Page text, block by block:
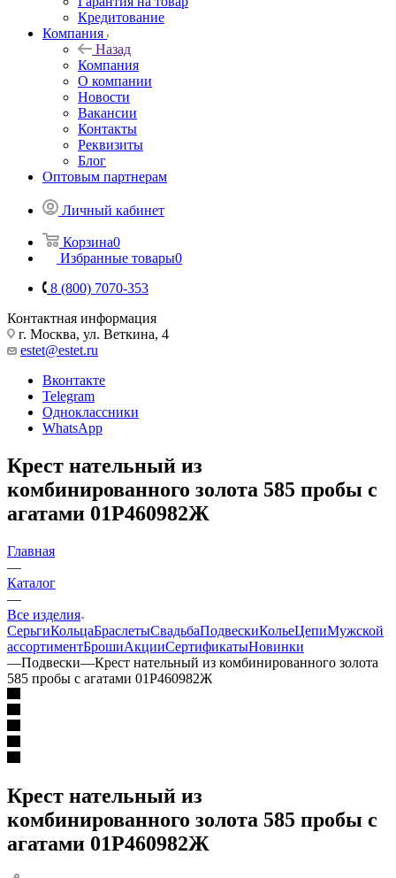
Кредитование
Компания
Назад
Компания
О компании
Новости
Вакансии
Контакты
Реквизиты
Блог
Оптовым партнерам
Личный кабинет
Корзина0
Избранные товары0
8 (800) 7070-353
Контактная информация
г. Москва, ул. Веткина, 4
estet@estet.ru
Вконтакте
Telegram
Одноклассники
WhatsApp
Крест нательный из
комбинированного золота 585 пробы с
агатами 01Р460982Ж
Главная
—
Каталог
—
Все изделия
СерьгиКольцаБраслетыСвадьбаПодвескиКольеЦепиМужской
ассортиментБрошиАкцииСертификатыНовинки
—Подвески—Крест нательный из комбинированного золота
585 пробы с агатами 01Р460982Ж
Крест нательный из
комбинированного золота 585 пробы с
агатами 01Р460982Ж